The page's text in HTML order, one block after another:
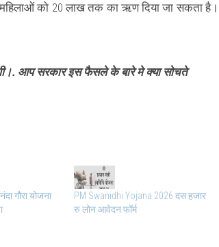
महिलाओं को 20 लाख तक का ऋण दिया जा सकता है।
आप सरकार इस फैसले के बारे मे क्या सोचते
गौरा योजना
PM Swanidhi Yojana 2026 दस हजार
रु लोन आवेदन फॉर्म